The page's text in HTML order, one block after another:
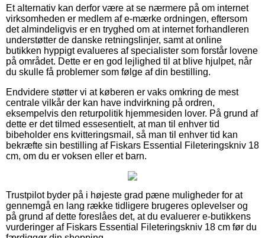
Et alternativ kan derfor være at se nærmere på om internet
virksomheden er medlem af e-mærke ordningen, eftersom
det almindeligvis er en tryghed om at internet forhandleren
understøtter de danske retningslinjer, samt at online
butikken hyppigt evalueres af specialister som forstår lovene
på området. Dette er en god lejlighed til at blive hjulpet, når
du skulle få problemer som følge af din bestilling.
Endvidere støtter vi at køberen er vaks omkring de mest
centrale vilkår der kan have indvirkning på ordren,
eksempelvis den returpolitik hjemmesiden lover. På grund af
dette er det tilmed essesentielt, at man til enhver tid
bibeholder ens kvitteringsmail, så man til enhver tid kan
bekræfte sin bestilling af Fiskars Essential Fileteringskniv 18
cm, om du er voksen eller et barn.
Trustpilot byder på i højeste grad pæne muligheder for at
gennemgå en lang række tidligere brugeres oplevelser og
på grund af dette foreslåes det, at du evaluerer e-butikkens
vurderinger af Fiskars Essential Fileteringskniv 18 cm før du